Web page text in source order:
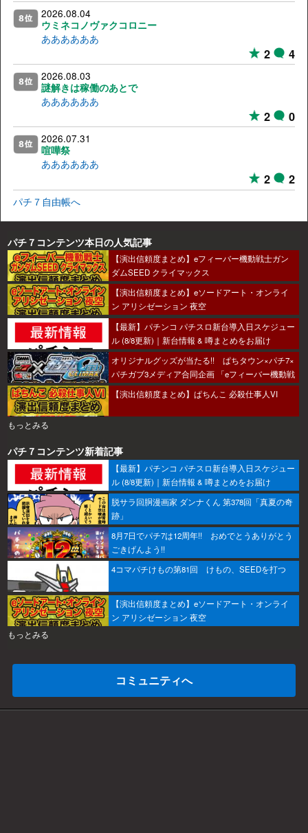
2026.08.04
ウミネコノヴァクコロニー
ああああああ
2 4
2026.08.03
謎解きは稼働のあとで
ああああああ
2 0
2026.07.31
喧嘩祭
ああああああ
2 2
パチ７自由帳へ
パチ７コンテンツ本日の人気記事
【演出信頼度まとめ】eフィーバー機動戦士ガン
ダムSEED クライマックス
【演出信頼度まとめ】eソードアート・オンライ
ン アリシゼーション 夜空
【最新】パチンコ パチスロ新台導入日スケジュー
ル (8/8更新)｜新台情報 & 噂まとめをお届け
オリジナルグッズが当たる!! ぱちタウン×パチ7×
パチガブ3メディア合同企画 「eフィーバー機動戦
士ガンダムSEED クライマックスをこのホールで
打ちたい！」キャンペーン開催
【演出信頼度まとめ】ぱちんこ 必殺仕事人VI
もっとみる
パチ７コンテンツ新着記事
【最新】パチンコ パチスロ新台導入日スケジュー
ル (8/8更新)｜新台情報 & 噂まとめをお届け
脱サラ回胴漫画家 ダンナくん 第378回「真夏の奇
跡」
8月7日でパチ7は12周年!! おめでとうありがとう
ごきげんよう!!
4コマパチけもの第81回 けもの、SEEDを打つ
【演出信頼度まとめ】eソードアート・オンライ
ン アリシゼーション 夜空
もっとみる
コミュニティへ